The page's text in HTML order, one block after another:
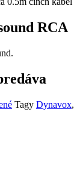
RCA
Tagy Dynavox,